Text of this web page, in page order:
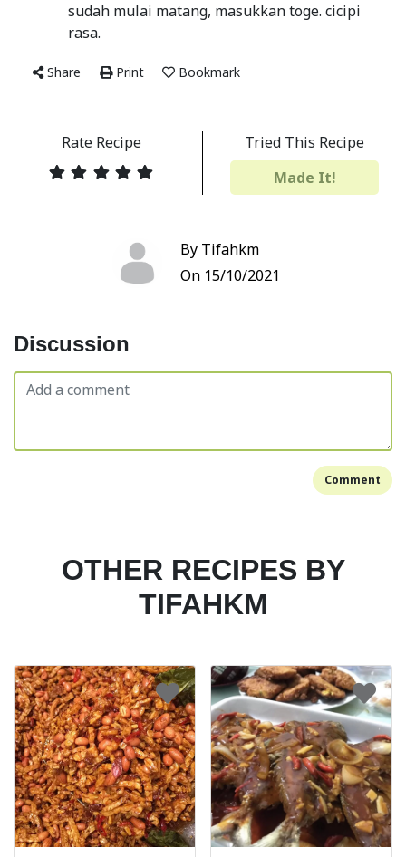
sudah mulai matang, masukkan toge. cicipi
rasa.
Share Print Bookmark
Rate Recipe
Tried This Recipe
Made It!
By Tifahkm
On 15/10/2021
Discussion
Comment
OTHER RECIPES BY
TIFAHKM